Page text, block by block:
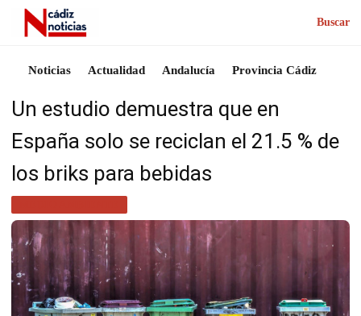
Buscar
Noticias Actualidad Andalucía Provincia Cádiz
Un estudio demuestra que en
España solo se reciclan el 21.5 % de
los briks para bebidas